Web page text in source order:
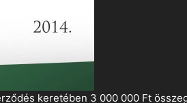
keretében 3 000 000 Ft